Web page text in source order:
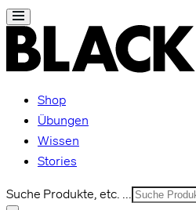
Shop
Übungen
Wissen
Stories
Suche Produkte, etc. ...